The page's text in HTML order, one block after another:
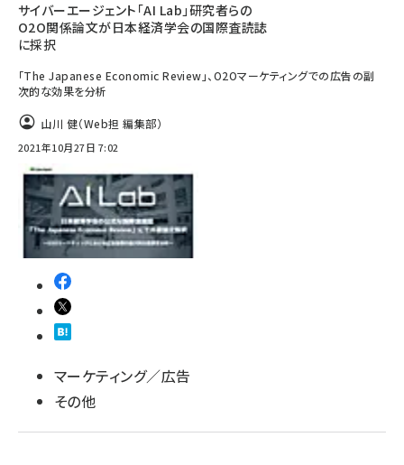
サイバーエージェント「AI Lab」研究者らの
O2O関係論文が日本経済学会の国際査読誌
に採択
「The Japanese Economic Review」、O2Oマーケティングでの広告の副
次的な効果を分析
山川 健（Web担 編集部）
2021年10月27日 7:02
マーケティング／広告
その他